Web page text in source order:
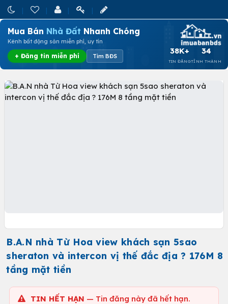
Mua Bán Nhà Đất Nhanh Chóng
Kênh bất động sản miễn phí, uy tín
+ Đăng tin miễn phí Tìm BĐS
38K+
TIN ĐĂNG
34
TỈNH THÀNH
B.A.N nhà Từ Hoa view khách sạn 5sao
sheraton và intercon vị thế đắc địa ? 176M 8
tầng mặt tiền
TIN HẾT HẠN — Tin đăng này đã hết hạn.